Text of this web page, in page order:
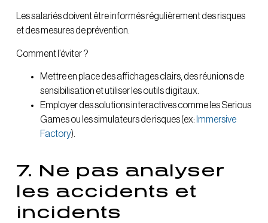
Les salariés doivent être informés régulièrement des risques
et des mesures de prévention.
Comment l’éviter ?
Mettre en place des affichages clairs, des réunions de
sensibilisation et utiliser les outils digitaux.
Employer des solutions interactives comme les Serious
Games ou les simulateurs de risques (ex: Immersive
Factory).
7. Ne pas analyser
les accidents et
incidents